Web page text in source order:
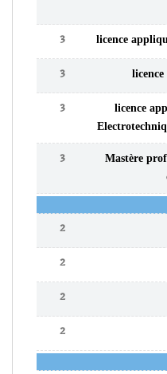
licence
3
3
licence
3
Mastère
3
2
2
2
2